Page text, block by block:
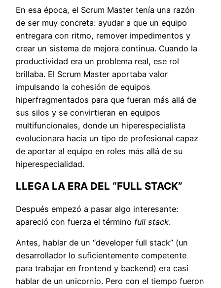
En esa época, el Scrum Master tenía una razón
de ser muy concreta: ayudar a que un equipo
entregara con ritmo, remover impedimentos y
crear un sistema de mejora continua. Cuando la
productividad era un problema real, ese rol
brillaba. El Scrum Master aportaba valor
impulsando la cohesión de equipos
hiperfragmentados para que fueran más allá de
sus silos y se convirtieran en equipos
multifuncionales, donde un hiperespecialista
evolucionara hacia un tipo de profesional capaz
de aportar al equipo en roles más allá de su
hiperespecialidad.
LLEGA LA ERA DEL “FULL STACK”
Después empezó a pasar algo interesante:
apareció con fuerza el término full stack.
Antes, hablar de un “developer full stack” (un
desarrollador lo suficientemente competente
para trabajar en frontend y backend) era casi
hablar de un unicornio. Pero con el tiempo fueron